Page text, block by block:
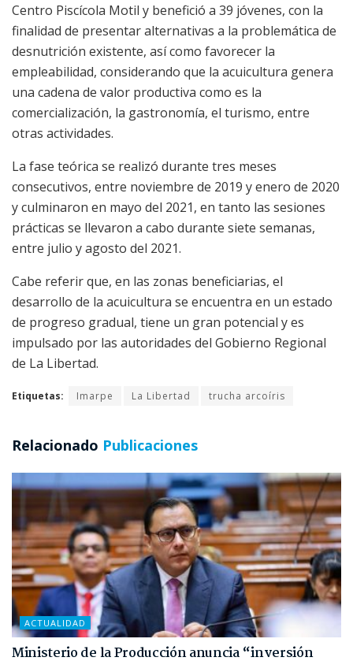
Centro Piscícola Motil y benefició a 39 jóvenes, con la
finalidad de presentar alternativas a la problemática de
desnutrición existente, así como favorecer la
empleabilidad, considerando que la acuicultura genera
una cadena de valor productiva como es la
comercialización, la gastronomía, el turismo, entre
otras actividades.
La fase teórica se realizó durante tres meses
consecutivos, entre noviembre de 2019 y enero de 2020
y culminaron en mayo del 2021, en tanto las sesiones
prácticas se llevaron a cabo durante siete semanas,
entre julio y agosto del 2021.
Cabe referir que, en las zonas beneficiarias, el
desarrollo de la acuicultura se encuentra en un estado
de progreso gradual, tiene un gran potencial y es
impulsado por las autoridades del Gobierno Regional
de La Libertad.
Etiquetas: Imarpe La Libertad trucha arcoíris
Relacionado Publicaciones
ACTUALIDAD
Ministerio de la Producción anuncia “inversión